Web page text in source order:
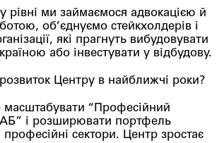
рівні ми займаємося адвокацією й
об’єднуємо стейкхолдерів і
які прагнуть вибудовувати
або інвестувати у відбудову.
Центру в найближчі роки?
“Професійний
і розширювати портфель
сектори. Центр зростає